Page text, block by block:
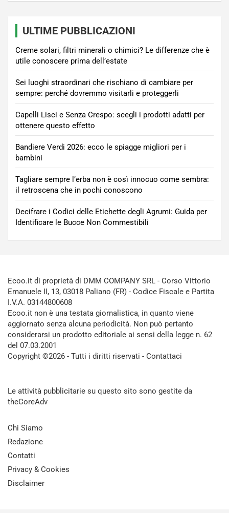
ULTIME PUBBLICAZIONI
Creme solari, filtri minerali o chimici? Le differenze che è
utile conoscere prima dell’estate
Sei luoghi straordinari che rischiano di cambiare per
sempre: perché dovremmo visitarli e proteggerli
Capelli Lisci e Senza Crespo: scegli i prodotti adatti per
ottenere questo effetto
Bandiere Verdi 2026: ecco le spiagge migliori per i
bambini
Tagliare sempre l’erba non è così innocuo come sembra:
il retroscena che in pochi conoscono
Decifrare i Codici delle Etichette degli Agrumi: Guida per
Identificare le Bucce Non Commestibili
Ecoo.it di proprietà di DMM COMPANY SRL - Corso Vittorio
Emanuele II, 13, 03018 Paliano (FR) - Codice Fiscale e Partita
I.V.A. 03144800608
Ecoo.it non è una testata giornalistica, in quanto viene
aggiornato senza alcuna periodicità. Non può pertanto
considerarsi un prodotto editoriale ai sensi della legge n. 62
del 07.03.2001
Copyright ©2026 - Tutti i diritti riservati - Contattaci
Le attività pubblicitarie su questo sito sono gestite da
theCoreAdv
Chi Siamo
Redazione
Contatti
Privacy & Cookies
Disclaimer